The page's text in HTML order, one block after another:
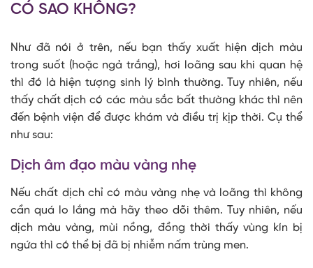
CÓ SAO KHÔNG?
Như đã nói ở trên, nếu bạn thấy xuất hiện dịch màu
trong suốt (hoặc ngả trắng), hơi loãng sau khi quan hệ
thì đó là hiện tượng sinh lý bình thường. Tuy nhiên, nếu
thấy chất dịch có các màu sắc bất thường khác thì nên
đến bệnh viện để được khám và điều trị kịp thời. Cụ thể
như sau:
Dịch âm đạo màu vàng nhẹ
Nếu chất dịch chỉ có màu vàng nhẹ và loãng thì không
cần quá lo lắng mà hãy theo dõi thêm. Tuy nhiên, nếu
dịch màu vàng, mùi nồng, đồng thời thấy vùng kín bị
ngứa thì có thể bị đã bị nhiễm nấm trùng men.